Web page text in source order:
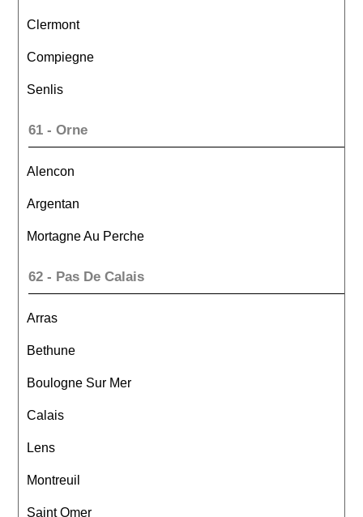
Clermont
Compiegne
Senlis
61 - Orne
Alencon
Argentan
Mortagne Au Perche
62 - Pas De Calais
Arras
Bethune
Boulogne Sur Mer
Calais
Lens
Montreuil
Saint Omer